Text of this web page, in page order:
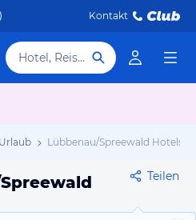
Kontakt
Hotel, Reiseziel
Lübbenau/Spreewald Hotels
Teilen